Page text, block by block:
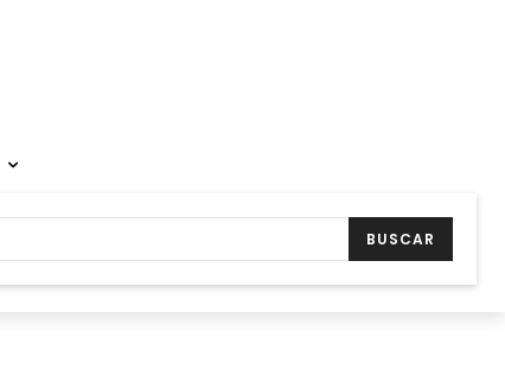
BUSCAR